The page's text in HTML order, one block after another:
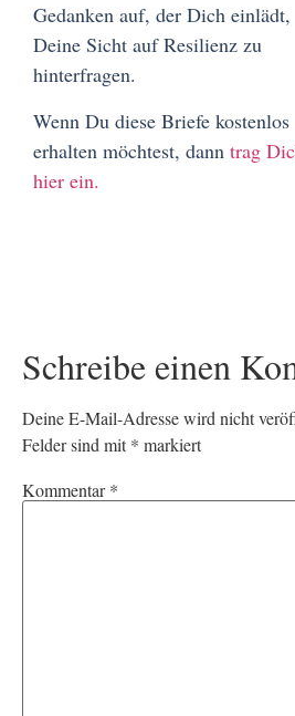
Gedanken auf, der Dich einlädt,
Deine Sicht auf Resilienz zu
hinterfragen.
Wenn Du diese Briefe kostenlos
erhalten möchtest, dann trag
hier ein.
Schreibe einen
Deine E-Mail-Adresse wird nicht
Felder sind mit* markiert
Kommentar*